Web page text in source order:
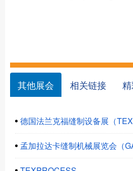
其他展会 相关链接
德国法兰克福缝制设备展（
孟加拉达卡缝制机械展览会（